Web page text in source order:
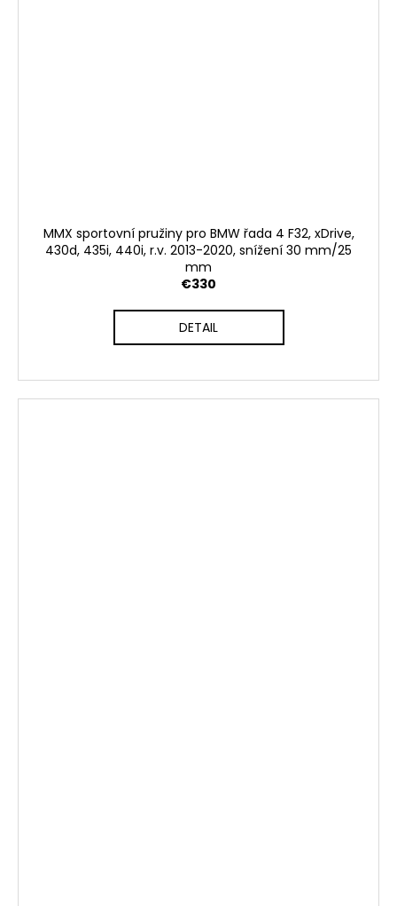
MMX sportovní pružiny pro BMW řada 4 F32, xDrive,
430d, 435i, 440i, r.v. 2013-2020, snížení 30 mm/25
mm
€330
DETAIL